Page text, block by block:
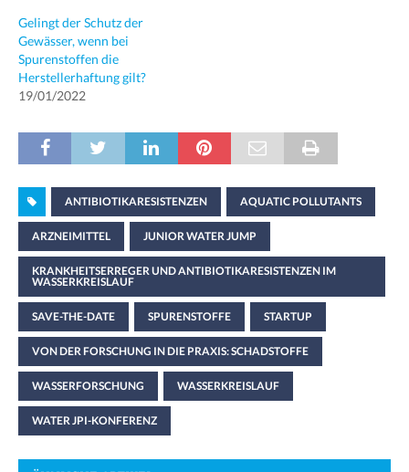
Gelingt der Schutz der
Gewässer, wenn bei
Spurenstoffen die
Herstellerhaftung gilt?
19/01/2022
ANTIBIOTIKARESISTENZEN AQUATIC POLLUTANTS
ARZNEIMITTEL JUNIOR WATER JUMP
KRANKHEITSERREGER UND ANTIBIOTIKARESISTENZEN IM
WASSERKREISLAUF
SAVE-THE-DATE SPURENSTOFFE STARTUP
VON DER FORSCHUNG IN DIE PRAXIS: SCHADSTOFFE
WASSERFORSCHUNG WASSERKREISLAUF
WATER JPI-KONFERENZ